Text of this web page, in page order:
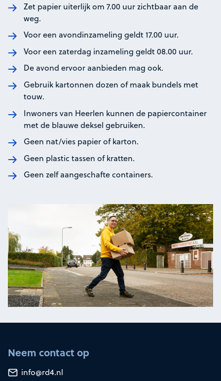
Zet papier uiterlijk om 7.00 uur zichtbaar aan de
weg.
Voor een avondinzameling geldt 17.00 uur.
Voor een zaterdag inzameling geldt 08.00 uur.
De avond ervoor aanbieden mag ook.
Gebruik kartonnen dozen of maak bundels met
touw.
Inwoners van Heerlen kunnen de papiercontainer
met de blauwe deksel gebruiken.
Geen nat/vies papier of karton.
Geen plastic tassen of kratten.
Geen zelf aangeschafte containers.
Neem contact op
info@rd4.nl